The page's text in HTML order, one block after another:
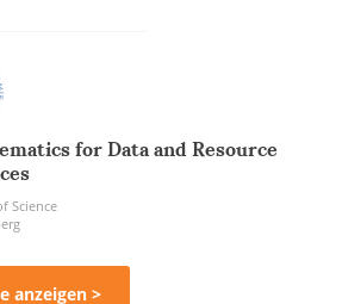
for Data and Resource
Science
anzeigen >